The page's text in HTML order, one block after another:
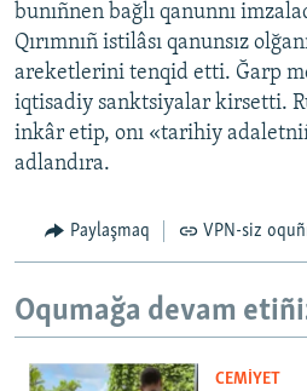
bunıñnen bağlı qanunnı
Qırımnıñ istilâsı qanunsız
areketlerini tenqid etti. Ğarp
iqtisadiy sanktsiyalar kirsetti.
inkâr etip, onı «tarihiy
adlandıra.
Paylaşmaq VPN-siz
Oqumağa devam
CEMİYET